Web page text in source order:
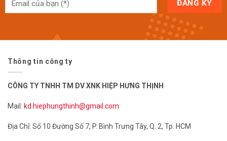
Thông tin công ty
CÔNG TY TNHH TM DV XNK HIỆP HƯNG THỊNH
Mail: kd.hiephungthinh@gmail.com
Địa Chỉ: Số 10 Đường Số 7, P. Bình Trưng Tây, Q. 2, Tp. HCM